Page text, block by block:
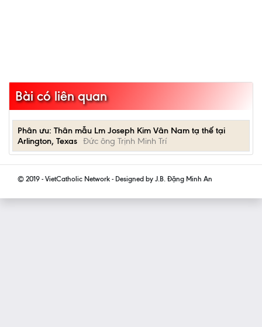
Bài có liên quan
Phân ưu: Thân mẫu Lm Joseph Kim Vân Nam tạ thế tại
Arlington, Texas Đức ông Trịnh Minh Trí
© 2019 - VietCatholic Network - Designed by J.B. Đặng Minh An